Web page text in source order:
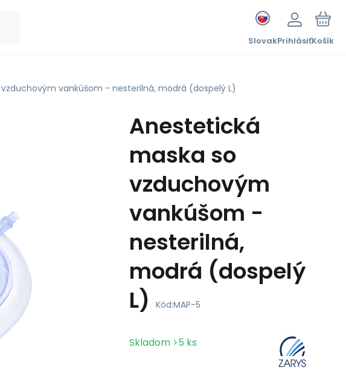
SlovakPrihlásiťKošík
vankúšom - nesterilná, modrá (dospelý L)
Anestetická
maska so
vzduchovým
vankúšom -
nesterilná,
modrá (dospelý
L)
Kód:MAP-5
Skladom >5 ks